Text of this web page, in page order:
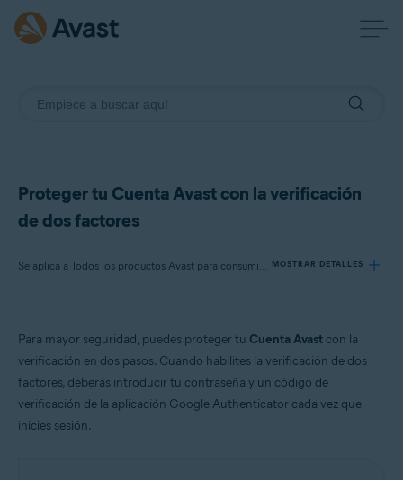
Proteger tu Cuenta Avast con la verificación
de dos factores
Se aplica a Todos los productos Avast para consumidores MOSTRAR DETALLES
Todos los productos Avast para consumidores
Todos los sistemas operativos compatibles
Para mayor seguridad, puedes proteger tu Cuenta Avast con la
verificación en dos pasos. Cuando habilites la verificación de dos
factores, deberás introducir tu contraseña y un código de
verificación de la aplicación Google Authenticator cada vez que
inicies sesión.